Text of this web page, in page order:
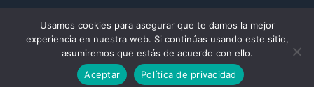
© 2026 Mundo de la Salud. Todos los derechos reservados. Desarrollado con
por la salud.
Usamos cookies para asegurar que te damos la mejor
experiencia en nuestra web. Si continúas usando este sitio,
asumiremos que estás de acuerdo con ello.
Aceptar
Política de privacidad